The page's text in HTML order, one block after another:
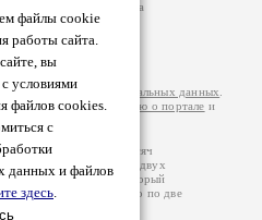
файлы cookie
работы сайта.
вы
с условиями
файлов cookies.
с
данных и файлов
здесь.
произведений возможна
вы можете
Ответственность за
на
обработки персональных данных
подробнуюинформацию о портале и
– порядка 200 тысяч
просматривают более двух
посещаемости, который
В каждой графе указано по две
посетителей.